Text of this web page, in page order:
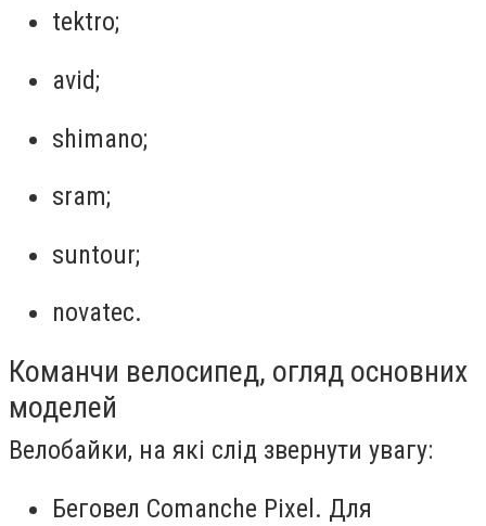
tektro;
avid;
shimano;
sram;
suntour;
novatec.
Команчи велосипед, огляд основних
моделей
Велобайки, на які слід звернути увагу:
Беговел Comanche Pixel. Для